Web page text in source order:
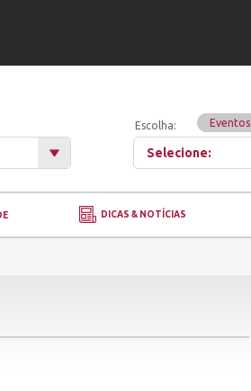
Escolha: Eventos
Selecione:
DICAS & NOTÍCIAS